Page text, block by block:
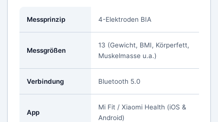
Messprinzip 4-Elektroden BIA
Messgrößen
13 (Gewicht, BMI, Körperfett,
Muskelmasse u.a.)
Verbindung Bluetooth 5.0
App
Mi Fit / Xiaomi Health (iOS &
Android)